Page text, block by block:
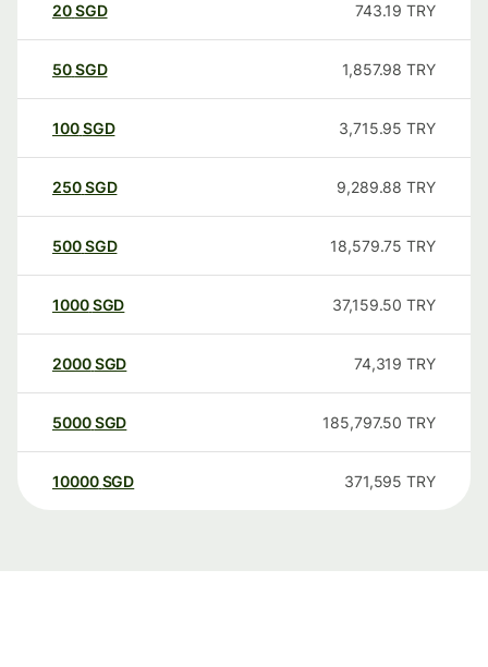
20SGD 743.19 TRY
50SGD 1,857.98 TRY
100SGD 3,715.95 TRY
250SGD 9,289.88 TRY
500SGD 18,579.75 TRY
1000SGD 37,159.50 TRY
2000SGD 74,319 TRY
5000SGD 185,797.50 TRY
10000 SGD 371,595 TRY